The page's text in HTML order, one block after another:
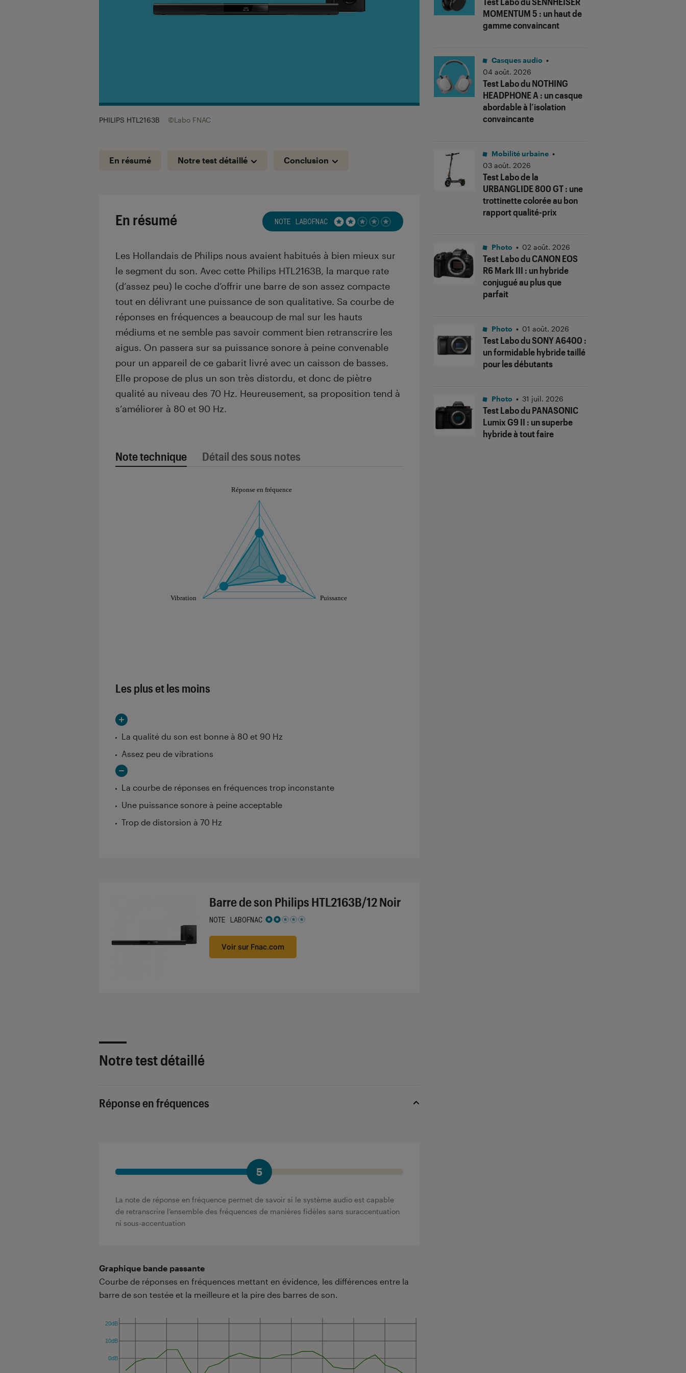
PHILIPS HTL2163B ©Labo FNAC
En résumé Notre test détaillé Conclusion
En résumé NOTE LABOFNAC Noté 2 étoiles sur 5
Les Hollandais de Philips nous avaient habitués à bien mieux sur
le segment du son. Avec cette Philips HTL2163B, la marque rate
(d’assez peu) le coche d’offrir une barre de son assez compacte
tout en délivrant une puissance de son qualitative. Sa courbe de
réponses en fréquences a beaucoup de mal sur les hauts
médiums et ne semble pas savoir comment bien retranscrire les
aigus. On passera sur sa puissance sonore à peine convenable
pour un appareil de ce gabarit livré avec un caisson de basses.
Elle propose de plus un son très distordu, et donc de piètre
qualité au niveau des 70 Hz. Heureusement, sa proposition tend à
s’améliorer à 80 et 90 Hz.
Note technique Détail des sous notes
Les plus et les moins
La qualité du son est bonne à 80 et 90 Hz
Assez peu de vibrations
La courbe de réponses en fréquences trop inconstante
Une puissance sonore à peine acceptable
Trop de distorsion à 70 Hz
Barre de son Philips HTL2163B/12 Noir
NOTE LABOFNAC
Noté 2 étoiles sur 5
Voir sur Fnac.com
Notre test détaillé
Réponse en fréquences
5
La note de réponse en fréquence permet de savoir si le système audio est capable
de retranscrire l’ensemble des fréquences de manières fidèles sans suraccentuation
ni sous-accentuation
Graphique bande passante
Courbe de réponses en fréquences mettant en évidence, les différences entre la
barre de son testée et la meilleure et la pire des barres de son.
MOMENTUM 5 : un haut de
gamme convaincant
Test Labo du NOTHING
HEADPHONE A : un casque
abordable à l’isolation
convaincante
Casques audio •
04 août. 2026
Test Labo de la
URBANGLIDE 800 GT : une
trottinette colorée au bon
rapport qualité-prix
Mobilité urbaine •
03 août. 2026
Test Labo du CANON EOS
R6 Mark III : un hybride
conjugué au plus que
parfait
Photo • 02 août. 2026
Test Labo du SONY A6400 :
un formidable hybride taillé
pour les débutants
Photo • 01 août. 2026
Test Labo du PANASONIC
Lumix G9 II : un superbe
hybride à tout faire
Photo • 31 juil. 2026